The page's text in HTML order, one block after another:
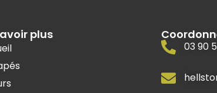
plus
03 90